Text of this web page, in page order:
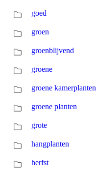
goed
groen
groenblijvend
groene
groene kamerplanten
groene planten
grote
hangplanten
herfst